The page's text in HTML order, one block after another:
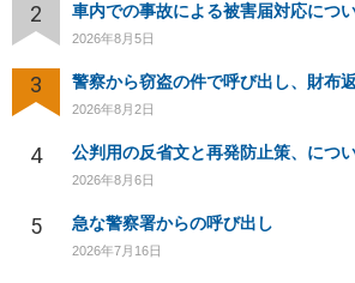
2 車内での事故による被害届対応につ
2026年8月5日
3 警察から窃盗の件で呼び出し、財布
2026年8月2日
4 公判用の反省文と再発防止策、につ
2026年8月6日
5 急な警察署からの呼び出し
2026年7月16日